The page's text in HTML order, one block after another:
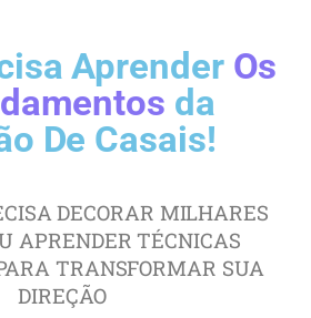
Aprender Os
da
De Casais!
DECORAR MILHARES
APRENDER TÉCNICAS
TRANSFORMAR SUA
DIREÇÃO